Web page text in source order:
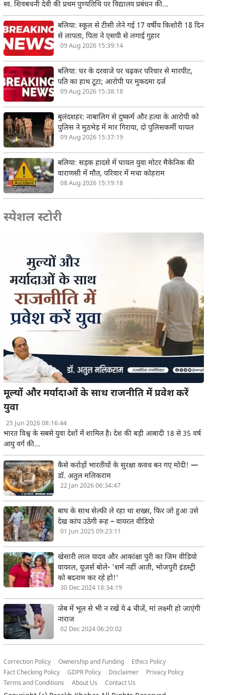
स्व. शिवबचनी देवी की प्रथम पुण्यतिथि पर विद्यालय प्रबंधन की...
बलिया: स्कूल से टीसी लेने गई 17 वर्षीय किशोरी 18 दिन
से लापता, पिता ने एसपी से लगाई गुहार
09 Aug 2026 15:39:14
बलिया: घर के दरवाजे पर चढ़कर परिवार से मारपीट,
पति का हाथ टूटा; आरोपी पर मुकदमा दर्ज
09 Aug 2026 15:38:18
बुलंदशहर: नाबालिग से दुष्कर्म और हत्या के आरोपी को
पुलिस ने मुठभेड़ में मार गिराया, दो पुलिसकर्मी घायल
09 Aug 2026 15:37:19
बलिया: सड़क हादसे में घायल युवा मोटर मैकेनिक की
वाराणसी में मौत, परिवार में मचा कोहराम
08 Aug 2026 15:19:18
स्पेशल स्टोरी
मूल्यों और मर्यादाओं के साथ राजनीति में प्रवेश करें
युवा
25 Jun 2026 08:16:44
भारत विश्व के सबसे युवा देशों में शामिल है। देश की बड़ी आबादी 18 से 35 वर्ष
आयु वर्ग की...
कैसे करोड़ों भारतीयों के सुरक्षा कवच बन गए मोदी! —
डॉ. अतुल मलिकराम
22 Jan 2026 06:34:47
बाघ के साथ सेल्फी ले रहा था शख्स, फिर जो हुआ उसे
देख कांप उठेगी रूह – वायरल वीडियो
01 Jun 2025 09:23:11
खेसारी लाल यादव और आकांक्षा पुरी का जिम वीडियो
वायरल, यूजर्स बोले- 'शर्म नहीं आती, भोजपुरी इंडस्ट्री
को बदनाम कर रहे हो!'
30 Dec 2024 18:34:19
जेब में भूल से भी न रखें ये 4 चीजें, मां लक्ष्मी हो जाएंगी
नाराज
02 Dec 2024 06:20:02
Correction Policy Ownership and Funding
Ethics Policy
Fact Checking Policy
GDPR Policy Disclaimer
Privacy Policy
Terms and Conditions
About Us Contact Us